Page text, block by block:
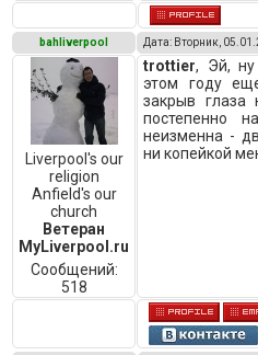
bahliverpool Дата: Вторник,
Liverpool's our
religion
Anfield's our
church
Ветеран
MyLiverpool.ru
Сообщений:
518
trottier, Эй, ну
этом году
закрыв глаза
постепенно
неизменна -
ни копейкой